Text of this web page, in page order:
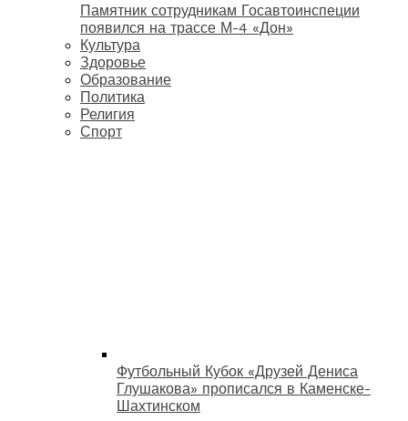
Памятник сотрудникам Госавтоинспеции
появился на трассе М-4 «Дон»
Культура
Здоровье
Образование
Политика
Религия
Спорт
Футбольный Кубок «Друзей Дениса
Глушакова» прописался в Каменске-
Шахтинском